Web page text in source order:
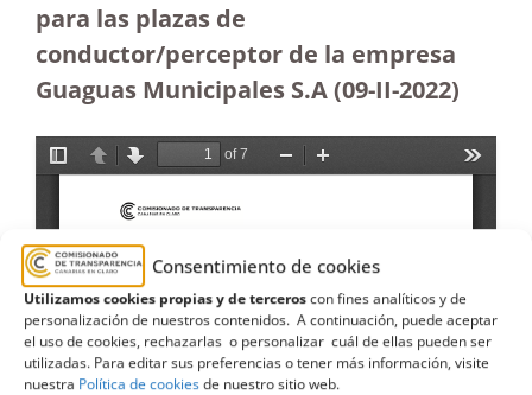
Consentimiento de cookies
Utilizamos cookies propias y de terceroscon fines analíticos y de
personalización de nuestros contenidos. A continuación, puede aceptar
el uso de cookies, rechazarlas o personalizar cuál de ellas pueden ser
utilizadas. Para editar sus preferencias o tener más información, visite
nuestra Política de cookiesde nuestro sitio web.
para las plazas de
conductor/perceptor de la empresa
Guaguas Municipales S.A(09-II-2022)